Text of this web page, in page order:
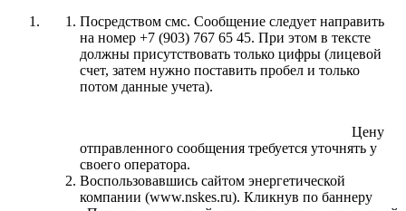
Посредством смс. Сообщение следует направить
на номер +7 (903) 767 65 45. При этом в тексте
должны присутствовать только цифры (лицевой
счет, затем нужно поставить пробел и только
потом данные учета).
Цену
отправленного сообщения требуется уточнять у
своего оператора.
Воспользовавшись сайтом энергетической
компании (www.nskes.ru). Кликнув по баннеру